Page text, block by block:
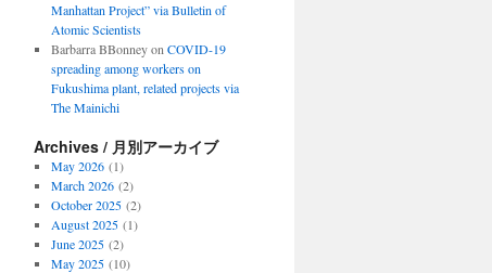
Manhattan Project” via Bulletin of
Atomic Scientists
Barbarra BBonneyon COVID-19
spreading among workers on
Fukushima plant, related projects via
The Mainichi
Archives / 月別アーカイブ
May 2026(1)
March 2026(2)
October 2025(2)
August 2025(1)
June 2025(2)
May 2025(10)